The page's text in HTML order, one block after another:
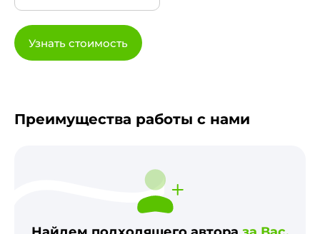
Узнать стоимость
Преимущества работы с нами